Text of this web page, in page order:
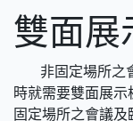
雙面展
非固定場所之會
時就需要雙面展
固定場所之會議